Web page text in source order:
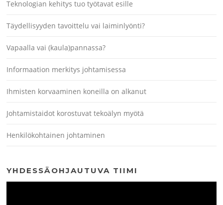
Teknologian kehitys tuo työtavat esille
Täydellisyyden tavoittelu vai laiminlyönti?
Vapaalla vai (kaula)pannassa?
Informaation merkitys johtamisessa
Ihmisten korvaaminen koneilla on alkanut
Johtamistaidot korostuvat tekoälyn myötä
Henkilökohtainen johtaminen
YHDESSÄOHJAUTUVA TIIMI